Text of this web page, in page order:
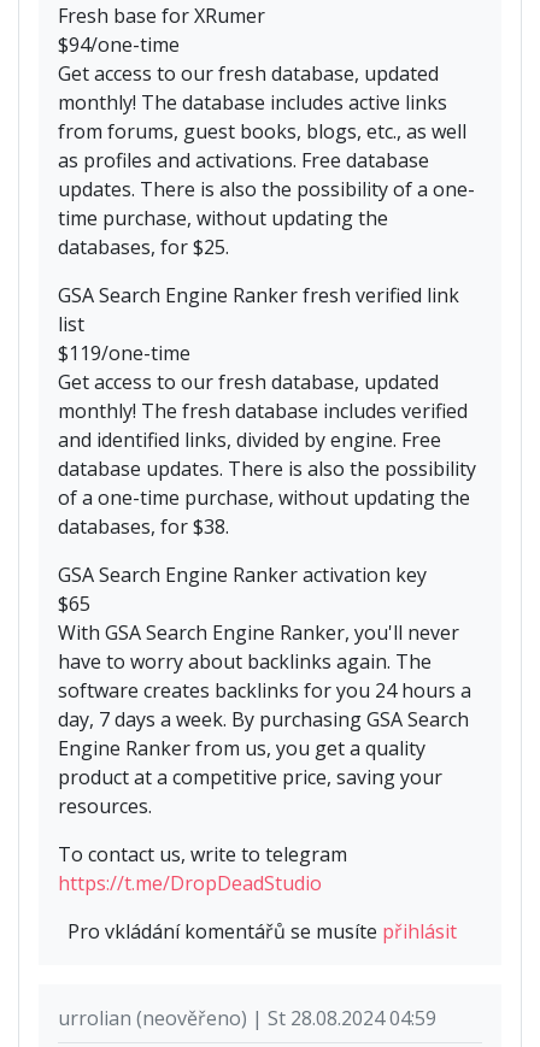
Fresh base for XRumer
$94/one-time
Get access to our fresh database, updated
monthly! The database includes active links
from forums, guest books, blogs, etc., as well
as profiles and activations. Free database
updates. There is also the possibility of a one-
time purchase, without updating the
databases, for $25.
GSA Search Engine Ranker fresh verified link
list
$119/one-time
Get access to our fresh database, updated
monthly! The fresh database includes verified
and identified links, divided by engine. Free
database updates. There is also the possibility
of a one-time purchase, without updating the
databases, for $38.
GSA Search Engine Ranker activation key
$65
With GSA Search Engine Ranker, you'll never
have to worry about backlinks again. The
software creates backlinks for you 24 hours a
day, 7 days a week. By purchasing GSA Search
Engine Ranker from us, you get a quality
product at a competitive price, saving your
resources.
To contact us, write to telegram
https://t.me/DropDeadStudio
Pro vkládání komentářů se musíte přihlásit
urrolian (neověřeno) | St 28.08.2024 04:59